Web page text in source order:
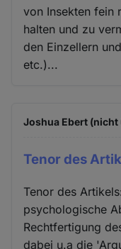
von Insekten fein
halten und zu
den Einzellern
etc.)...
Joshua Ebert
Tenor des
Tenor des
psychologische
Rechtfertigung
dabei u.a die